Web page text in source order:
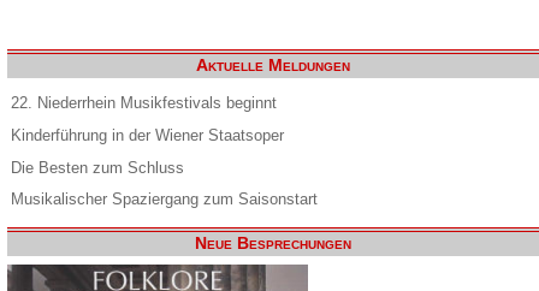
Aktuelle Meldungen
22. Niederrhein Musikfestivals beginnt
Kinderführung in der Wiener Staatsoper
Die Besten zum Schluss
Musikalischer Spaziergang zum Saisonstart
Neue Besprechungen